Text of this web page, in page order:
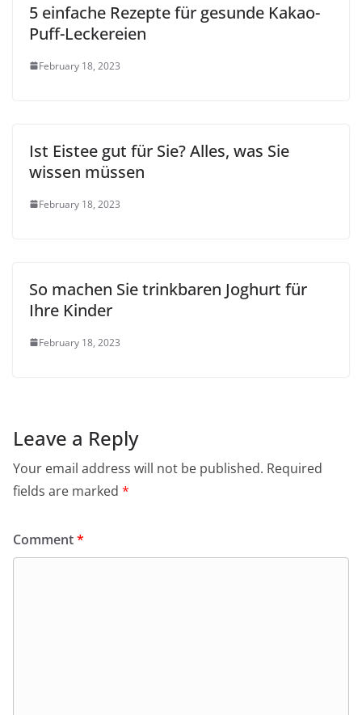
5 einfache Rezepte für gesunde Kakao-
Puff-Leckereien
February 18, 2023
Ist Eistee gut für Sie? Alles, was Sie
wissen müssen
February 18, 2023
So machen Sie trinkbaren Joghurt für
Ihre Kinder
February 18, 2023
Leave a Reply
Your email address will not be published. Required
fields are marked *
Comment*